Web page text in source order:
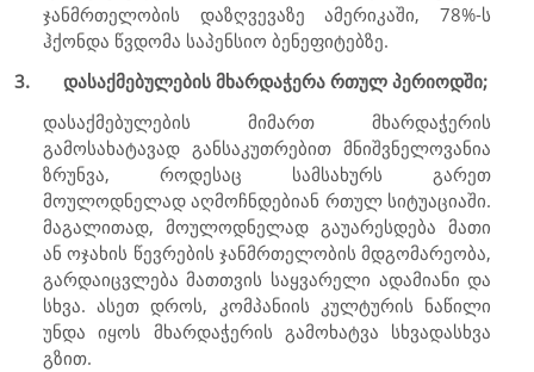
ჯანმრთელობის დაზღვევაზე ამერიკაში, 78%-ს
ჰქონდა წვდომა საპენსიო ბენეფიტებზე.
3.
დასაქმებულების მხარდაჭერა რთულ პერიოდში;
დასაქმებულების მიმართ მხარდაჭერის
გამოსახატავად განსაკუთრებით მნიშვნელოვანია
ზრუნვა, როდესაც სამსახურს გარეთ
მოულოდნელად აღმოჩნდებიან რთულ სიტუაციაში.
მაგალითად, მოულოდნელად გაუარესდება მათი
ან ოჯახის წევრების ჯანმრთელობის მდგომარეობა,
გარდაიცვლება მათთვის საყვარელი ადამიანი და
სხვა. ასეთ დროს, კომპანიის კულტურის ნაწილი
უნდა იყოს მხარდაჭერის გამოხატვა სხვადასხვა
გზით.